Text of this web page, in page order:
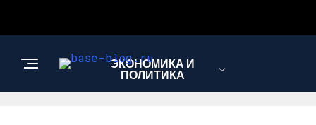
ЭКОНОМИКА И
ПОЛИТИКА